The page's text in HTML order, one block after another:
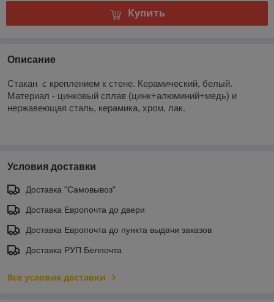
Купить
Описание
Стакан с креплением к стене. Керамический, белый.
Материал - цинковый сплав (цинк+алюминий+медь) и
нержавеющая сталь, керамика, хром, лак.
Условия доставки
Доставка "Самовывоз"
Доставка Европочта до двери
Доставка Европочта до пункта выдачи заказов
Доставка РУП Белпочта
Все условия доставки